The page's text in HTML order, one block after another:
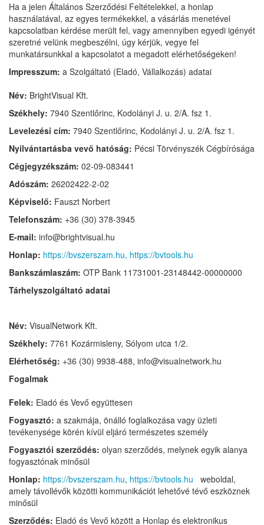
Ha a jelen Általános Szerződési Feltételekkel, a honlap
használatával, az egyes termékekkel, a vásárlás menetével
kapcsolatban kérdése merült fel, vagy amennyiben egyedi igényét
szeretné velünk megbeszélni, úgy kérjük, vegye fel
munkatársunkkal a kapcsolatot a megadott elérhetőségeken!
Impresszum: a Szolgáltató (Eladó, Vállalkozás) adatai
Név: BrightVisual Kft.
Székhely: 7940 Szentlőrinc, Kodolányi J. u. 2/A. fsz 1.
Levelezési cím: 7940 Szentlőrinc, Kodolányi J. u. 2/A. fsz 1.
Nyilvántartásba vevő hatóság: Pécsi Törvényszék Cégbírósága
Cégjegyzékszám: 02-09-083441
Adószám: 26202422-2-02
Képviselő: Fauszt Norbert
Telefonszám: +36 (30) 378-3945
E-mail: info@brightvisual.hu
Honlap: https://bvszerszam.hu, https://bvtools.hu
Bankszámlaszám: OTP Bank 11731001-23148442-00000000
Tárhelyszolgáltató adatai
Név: VisualNetwork Kft.
Székhely: 7761 Kozármisleny, Sólyom utca 1/2.
Elérhetőség: +36 (30) 9938-488, info@visualnetwork.hu
Fogalmak
Felek: Eladó és Vevő együttesen
Fogyasztó: a szakmája, önálló foglalkozása vagy üzleti
tevékenysége körén kívül eljáró természetes személy
Fogyasztói szerződés: olyan szerződés, melynek egyik alanya
fogyasztónak minősül
Honlap: https://bvszerszam.hu, https://bvtools.hu
weboldal,
amely távollévők közötti kommunikációt lehetővé tévő eszköznek
minősül
Szerződés: Eladó és Vevő között a Honlap és elektronikus